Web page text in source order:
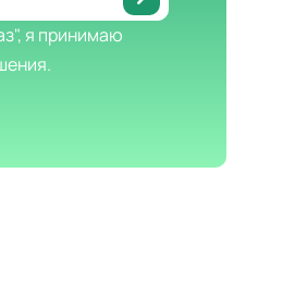
я принимаю